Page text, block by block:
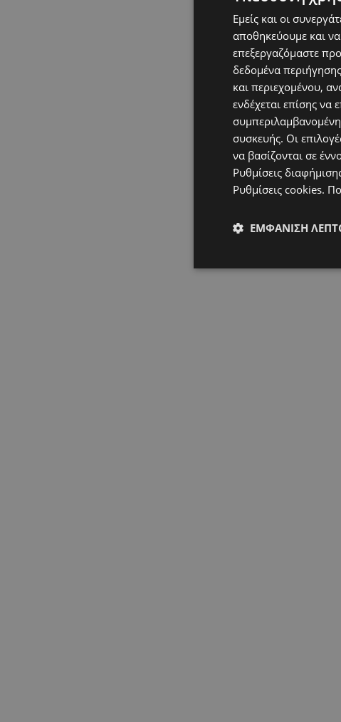
Εμείς και οι
αποθηκεύουμε και
επεξεργαζόμαστε
δεδομένα
και περιεχομένου,
ενδέχεται επίσης να
συσκευής. Οι
να βασίζονται σε
Ρυθμίσεις
Ρυθμίσεις cookies.
ΕΜΦΆΝΙΣΗ